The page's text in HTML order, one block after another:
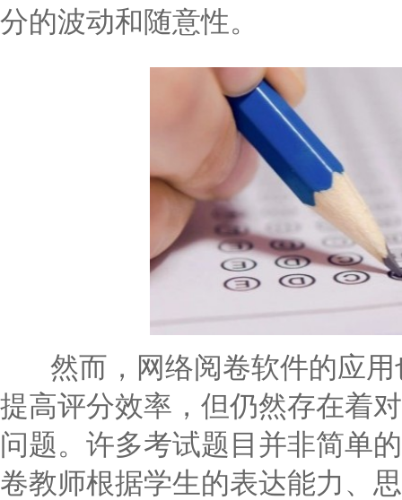
分的波动和随意性。
然而，网络阅卷软件的应用
提高评分效率，但仍然存在着
问题。许多考试题目并非简单
卷教师根据学生的表达能力、